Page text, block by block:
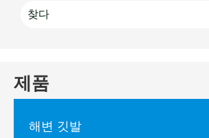
제품
해변 깃발